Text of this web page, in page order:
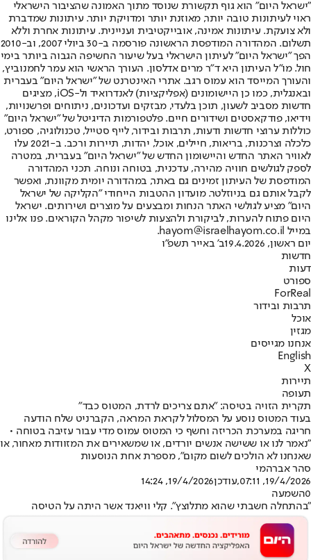
"ישראל היום" הוא גוף תקשורת שנוסד מתוך האמונה שהציבור הישראלי
ראוי לעיתונות טובה יותר, מאוזנת יותר ומדויקת יותר. עיתונות שמדברת
ולא צועקת. עיתונות אמינה, אובייקטיבית ועניינית. עיתונות אחרת וללא
תשלום. המהדורה המודפסת הראשונה פורסמה ב-30 ביולי 2007, וב-2010
הפך "ישראל היום" לעיתון הישראלי בעל שיעור החשיפה הגבוה ביותר בימי
חול. מו"ל העיתון היא ד"ר מרים אדלסון. העורך הראשי הוא עמר לחמנוביץ,
והעורך המייסד הוא עמוס רגב. אתרי האינטרנט של "ישראל היום" בעברית
ובאנגלית, כמו כן היישומונים (אפליקציות) לאנדרואיד ול-iOS, מציגים
חדשות מסביב לשעון, תוכן בלעדי, מבזקים ועדכונים, ניתוחים ופרשנויות,
וידיאו, פודקאסטים ושידורים חיים. פלטפורמות הדיגיטל של "ישראל היום"
כוללות ערוצי חדשות ודעות, תרבות ובידור, לייף סטייל, טכנולוגיה, ספורט,
כלכלה וצרכנות, בריאות, חיילים, אוכל, יהדות, תיירות ורכב. ב-2021 עלו
לאוויר האתר החדש והיישומון החדש של "ישראל היום" בעברית, במטרה
לספק לגולשים חוויה מהירה, עדכנית, בטוחה ונוחה. תכני המהדורה
המודפסת של העיתון זמינים גם באתר, במהדורה יומית מקוונת, ואפשר
לקבל אותם גם בניוזלטר. מועדון ההטבות הייחודי "הקליקה של ישראל
היום" מציע לגולשי האתר הנחות ומבצעים על מוצרים ושירותים. ישראל
היום פתוח להערות, לביקורת ולהצעות לשיפור מקהל הקוראים. פנו אלינו
במייל hayom@israelhayom.co.il.
יום ראשון, 19.4.2026
ב' באייר תשפ"ו
חדשות
דעות
ספורט
ForReal
תרבות ובידור
אוכל
מגזין
אנחנו מגייסים
English
X
תיירות
תעופה
תקרית הזויה בטיסה: "אתם צריכים לרדת, המטוס כבד"
בעוד המטוס נוסע על המסלול לקראת המראה, הקברניט שלח הודעה
חריגה במערכת הכריזה וחשף כי המטוס עמוס מדי עבור עזיבה בטוחה •
"נאמר לנו או ששישה אנשים יורדים, או שמשאירים את המזוודות מאחור, או
שאנחנו לא הולכים לשום מקום", מספרת אחת הנוסעות
סהר אברהמי
19/4/2026, 07:11
,עודכן19/4/2026, 14:24
0השמעה
"בהתחלה חשבתי שהוא מתלוצץ". קלי וויאנד אשר היתה על הטיסה